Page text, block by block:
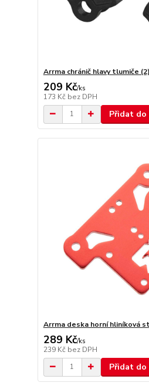
Arrma chránič hlavy tlumiče (2)
209 Kč/ks
173 Kč bez DPH
Přidat do
Arrma deska horní hliníková
289 Kč/ks
239 Kč bez DPH
Přidat do